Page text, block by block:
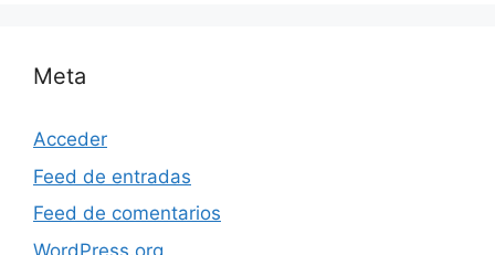
Meta
Acceder
Feed de entradas
Feed de comentarios
WordPress.org